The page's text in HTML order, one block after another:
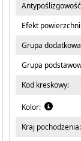
Efekt
Grupa
Grupa
Kod kreskowy:
Kolor:
Kraj pochodzenia: